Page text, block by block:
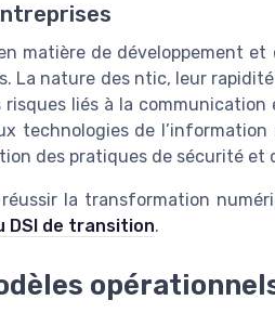
matière de développement et
La nature des ntic, leur
liés à la communication
technologies de
des pratiques de sécurité et
la transformation
DSI de transition.